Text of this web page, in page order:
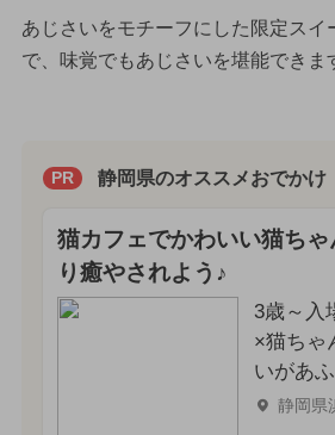
あじさいをモチーフにした限定スイ
で、味覚でもあじさいを堪能できま
PR 静岡県のオススメおでかけ
猫カフェでかわいい猫ちゃ
り癒やされよう♪
3歳～入
×猫ちゃ
いがあ
静岡県